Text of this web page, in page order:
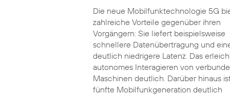
Die neue Mobilfunktechnologie 5G
zahlreiche Vorteile gegenüber ihren
Vorgängern: Sie liefert beispielsweise
schnellere Datenübertragung und
deutlich niedrigere Latenz. Das
autonomes Interagieren von
Maschinen deutlich. Darüber hinaus
fünfte Mobilfunkgeneration deutlich